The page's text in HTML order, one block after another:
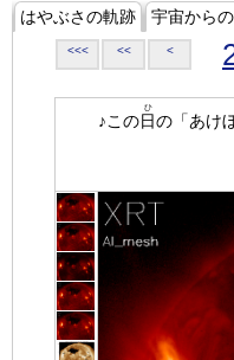
はやぶさの軌跡 宇宙から
<<< << <
♪この日
ひ
の「あけ